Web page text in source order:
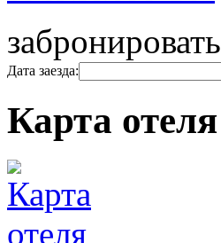
забронировать
Дата заезда:
Карта отеля